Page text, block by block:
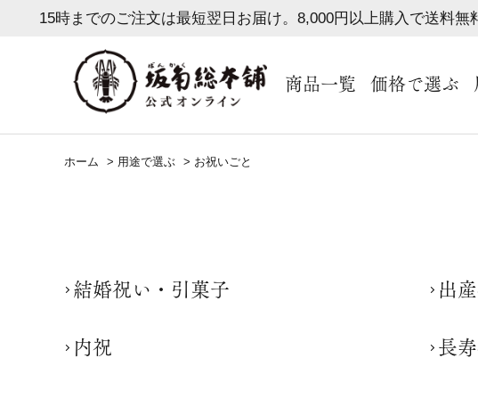
15時までのご注文は最短翌日お届け。8,000円以上購入で送料無
商品一覧 価格で選ぶ
ホーム > 用途で選ぶ > お祝いごと
結婚祝い・引菓子 出
内祝
長